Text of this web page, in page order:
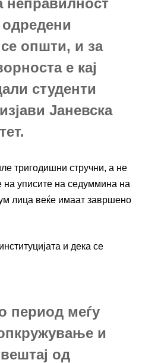
одредени
општи, и за
е кај
студенти
Јаневска
тригодишни стручни, а не
уписите на седуммина на
лица веќе имаат завршено
и дека се
период меѓу
и
од